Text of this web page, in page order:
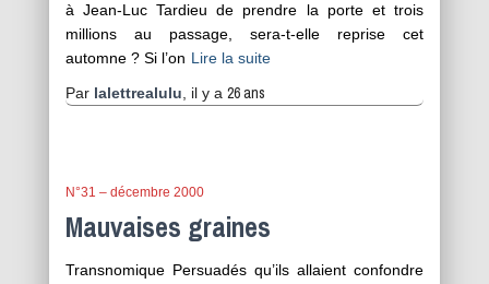
à Jean-Luc Tardieu de prendre la porte et trois
millions au passage, sera-t-elle reprise cet
automne ? Si l’on Lire la suite
Par lalettrealulu , il y a 26 ans
N°31 – décembre 2000
Mauvaises graines
Transnomique Persuadés qu’ils allaient confondre